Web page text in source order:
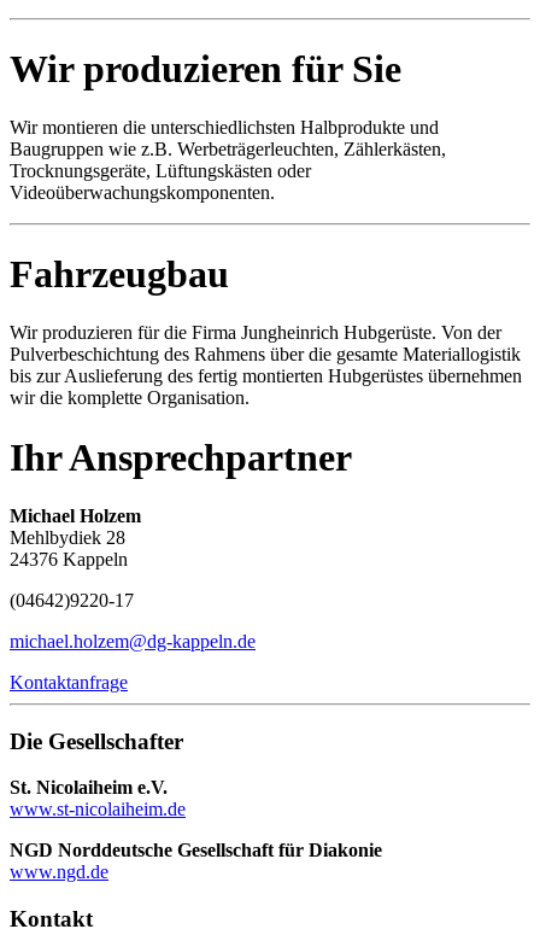
Wir produzieren für Sie
Wir montieren die unterschiedlichsten Halbprodukte und
Baugruppen wie z.B. Werbeträgerleuchten, Zählerkästen,
Trocknungsgeräte, Lüftungskästen oder
Videoüberwachungskomponenten.
Fahrzeugbau
Wir produzieren für die Firma Jungheinrich Hubgerüste. Von der
Pulverbeschichtung des Rahmens über die gesamte Materiallogistik
bis zur Auslieferung des fertig montierten Hubgerüstes übernehmen
wir die komplette Organisation.
Ihr Ansprechpartner
Michael Holzem
Mehlbydiek 28
24376 Kappeln
(04642)9220-17
michael.holzem@dg-kappeln.de
Kontaktanfrage
Die Gesellschafter
St. Nicolaiheim e.V.
www.st-nicolaiheim.de
NGD Norddeutsche Gesellschaft für Diakonie
www.ngd.de
Kontakt